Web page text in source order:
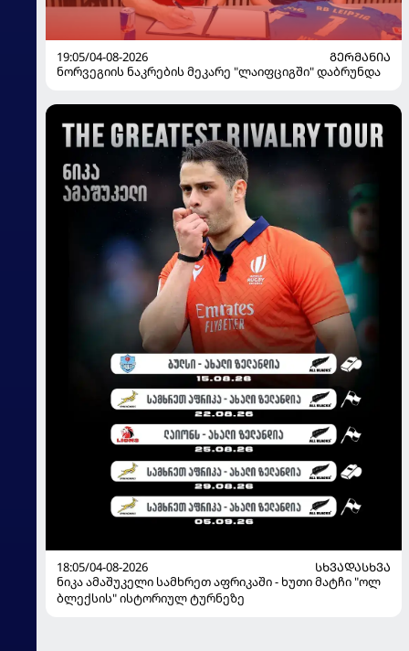
19:05/04-08-2026
ᲒᲔᲠᲛᲐᲜᲘᲐ
ნორვეგიის ნაკრების მეკარე "ლაიფციგში" დაბრუნდა
18:05/04-08-2026
ᲡᲮᲕᲐᲓᲐᲡᲮᲕᲐ
ნიკა ამაშუკელი სამხრეთ აფრიკაში - ხუთი მატჩი "ოლ
ბლექსის" ისტორიულ ტურნეზე